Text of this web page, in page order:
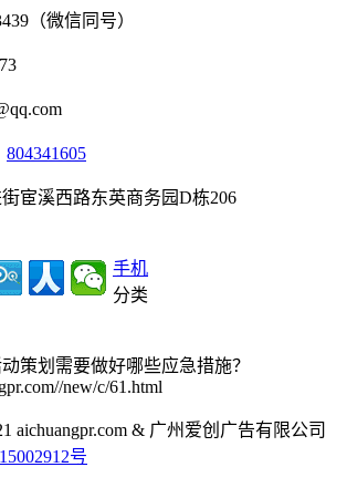
（微信同号）
804341605
宦溪西路东英商务园D栋206
手机
分类
策划需要做好哪些应急措施？
new/c/61.html
aichuangpr.com & 广州爱创广告有限公司
号